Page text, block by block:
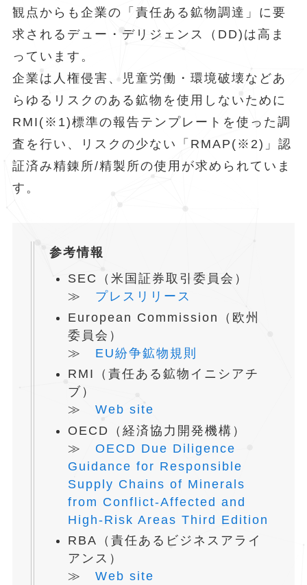
観点からも企業の「責任ある鉱物調達」に要
求されるデュー・デリジェンス（DD)は高ま
っています。
企業は人権侵害、児童労働・環境破壊などあ
らゆるリスクのある鉱物を使用しないために
RMI(※1)標準の報告テンプレートを使った調
査を行い、リスクの少ない「RMAP(※2)」認
証済み精錬所/精製所の使用が求められていま
す。
参考情報
SEC（米国証券取引委員会）
≫ プレスリリース
European Commission（欧州
委員会）
≫ EU紛争鉱物規則
RMI（責任ある鉱物イニシアチ
ブ）
≫ Web site
OECD（経済協力開発機構）
≫ OECD Due Diligence
Guidance for Responsible
Supply Chains of Minerals
from Conflict-Affected and
High-Risk Areas Third Edition
RBA（責任あるビジネスアライ
アンス）
≫ Web site